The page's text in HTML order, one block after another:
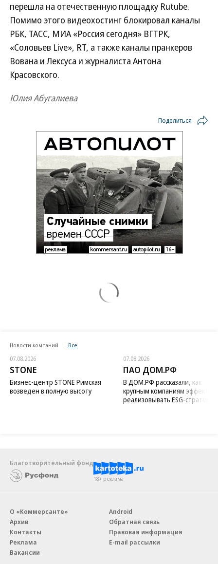
перешла на отечественную площадку Rutube.
Помимо этого видеохостинг блокировал каналы
РБК, ТАСС, МИА «Россия сегодня» ВГТРК,
«Соловьев Live», RT, а также каналы пранкеров
Вована и Лексуса и журналиста Антона
Красовского.
Юлия Абугалиева
Поделиться
Новости компаний Все
07.08.2026
STONE
Бизнес-центр STONE Римская
возведен в полную высоту
07.08.2026
ПАО ДОМ.РФ
В ДОМ.РФ рассказали, как
крупным компаниям
реализовывать ESG-стратегию
Благотворительный фонд
18+ реклама
О «Коммерсанте»
Архив
Контакты
Реклама
Вакансии
Android
Обратная связь
Правовая информация
E-mail рассылки